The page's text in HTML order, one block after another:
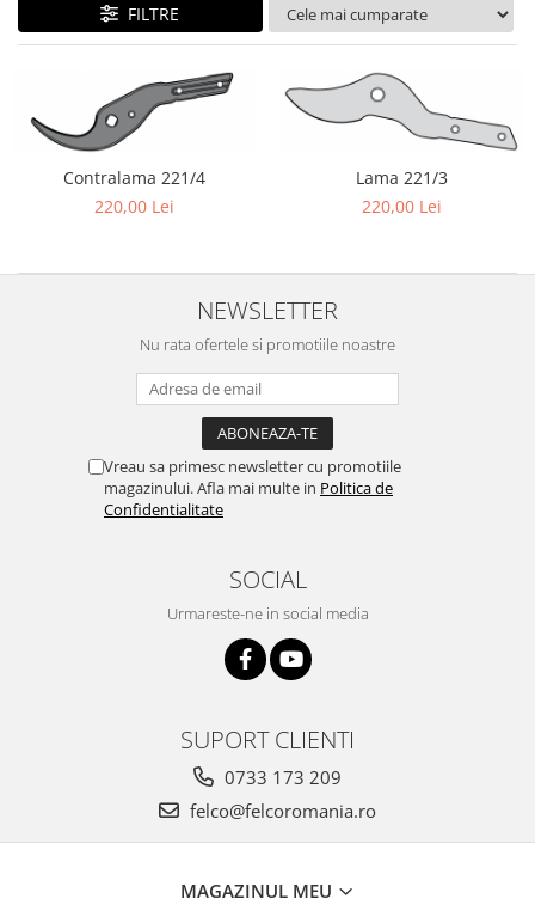
FILTRE
Contralama 221/4
220,00 Lei
Lama 221/3
220,00 Lei
NEWSLETTER
Nu rata ofertele si promotiile noastre
Vreau sa primesc newsletter cu promotiile
magazinului. Afla mai multe in Politica de
Confidentialitate
SOCIAL
Urmareste-ne in social media
SUPORT CLIENTI
0733 173 209
felco@felcoromania.ro
MAGAZINUL MEU